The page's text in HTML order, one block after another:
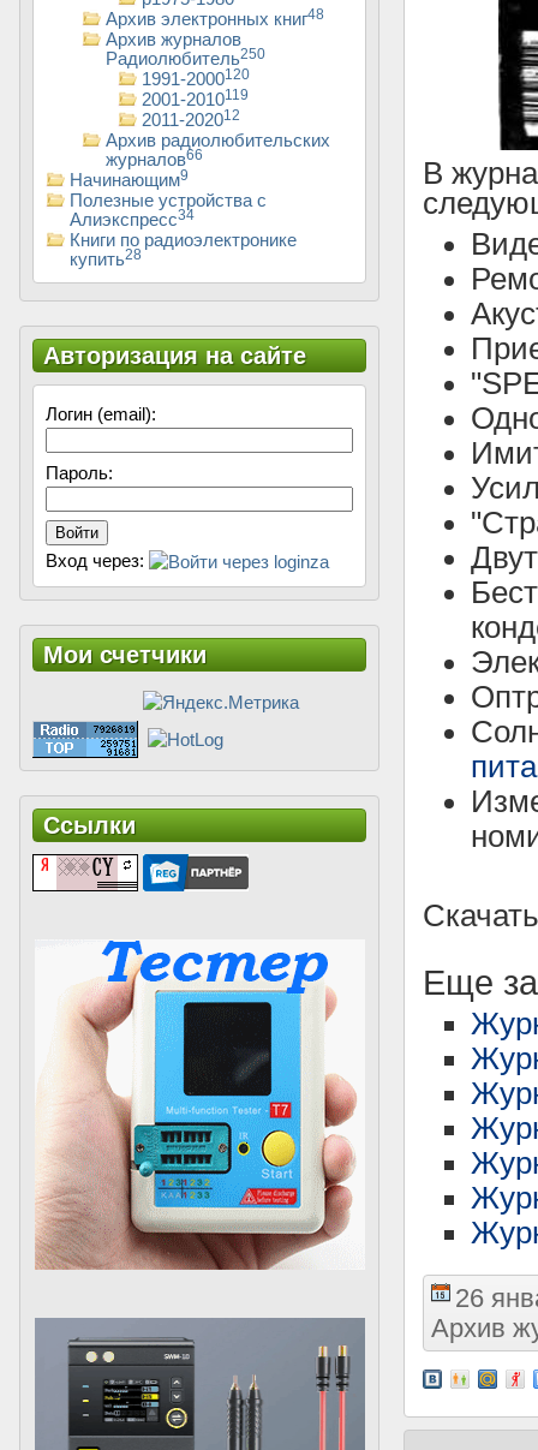
В
Еще
26
Архив
Архив электронных книг48
Архив журналов
Радиолюбитель250
1991-2000120
2001-2010119
2011-202012
Архив радиолюбительских
журналов66
Начинающим9
Полезные устройства с
Алиэкспресс34
Книги по радиоэлектронике
купить28
Авторизация на сайте
Логин (email):
Пароль:
Войти
Вход через:
Мои счетчики
Ссылки